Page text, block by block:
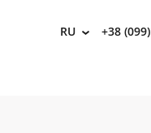
RU › +38